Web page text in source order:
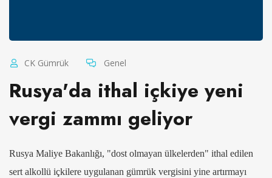
CK Gümrük Genel
Rusya'da ithal içkiye yeni
vergi zammı geliyor
Rusya Maliye Bakanlığı, "dost olmayan ülkelerden" ithal edilen
sert alkollü içkilere uygulanan gümrük vergisini yine artırmayı